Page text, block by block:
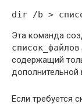
dir /b >
Эта команда
содержащий
Если требуется